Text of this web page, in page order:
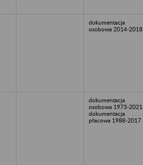
dokumentacja
osobowa 2014-2018
dokumentacja
osobowa 1973-2021,
dokumentacja
płacowa 1988-2017